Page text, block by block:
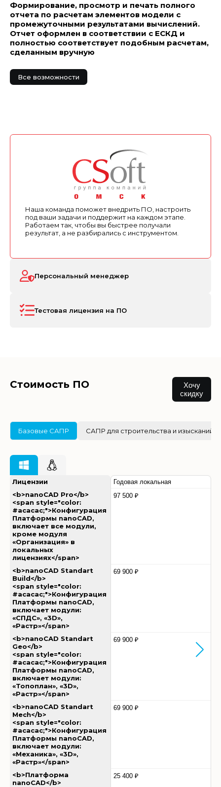
Формирование, просмотр и печать полного
отчета по расчетам элементов модели с
промежуточными результатами вычислений.
Отчет оформлен в соответствии с ЕСКД и
полностью соответствует подобным расчетам,
сделанным вручную
Все возможности
Наша команда поможет внедрить ПО, настроить
под ваши задачи и поддержит на каждом этапе.
Работаем так, чтобы вы быстрее получали
результат, а не разбирались с инструментом.
Персональный менеджер
Тестовая лицензия на ПО
Стоимость ПО
Хочу
скидку
Базовые САПР САПР для строительства и изысканий
Лицензии
<b>nanoCAD Pro</b>
<span style="color:
#acacac;">Конфигурация
Платформы nanoCAD,
включает все модули,
кроме модуля
«Организация» в
локальных
лицензиях</span>
<b>nanoCAD Standart
Build</b>
<span style="color:
#acacac;">Конфигурация
Платформы nanoCAD,
включает модули:
«СПДС», «3D»,
«Растр»</span>
<b>nanoCAD Standart
Geo</b>
<span style="color:
#acacac;">Конфигурация
Платформы nanoCAD,
включает модули:
«Топоплан», «3D»,
«Растр»</span>
<b>nanoCAD Standart
Mech</b>
<span style="color:
#acacac;">Конфигурация
Платформы nanoCAD,
включает модули:
«Механика», «3D»,
«Растр»</span>
<b>Платформа
nanoCAD</b>
Годовая локальная
97 500 ₽
69 900 ₽
69 900 ₽
69 900 ₽
25 400 ₽